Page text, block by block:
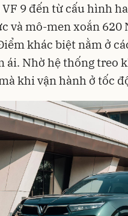
9 đến từ cấu hình
và mô-men xoắn
khác biệt nằm ở
ái. Nhờ hệ thống treo
khi vận hành ở tốc